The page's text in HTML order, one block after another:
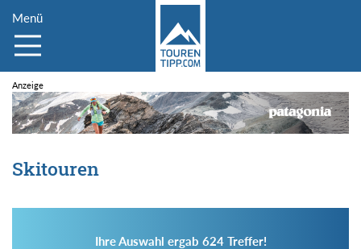
Menü
Skitouren
Ihre Auswahl ergab 624 Treffer!